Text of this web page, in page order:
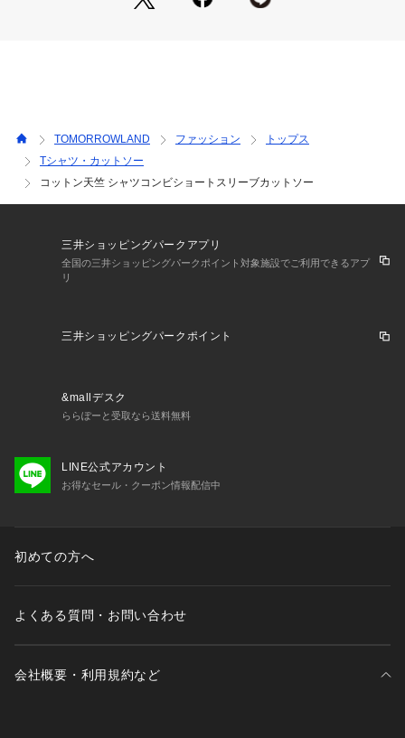
さい。
商品番号:63-11-31-11001
TOMORROWLAND ファッション
トップス
Tシャツ・カットソー
コットン天竺 シャツコンビショートスリーブカットソー
三井ショッピングパークアプリ
全国の三井ショッピングパークポイント対象施設でご利用できるアプ
リ
三井ショッピングパークポイント
&mallデスク
ららぽーと受取なら送料無料
LINE公式アカウント
お得なセール・クーポン情報配信中
初めての方へ
よくある質問・お問い合わせ
会社概要・利用規約など